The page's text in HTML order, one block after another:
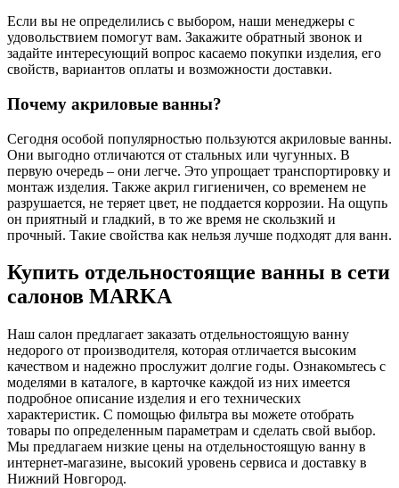
Если вы не определились с выбором, наши менеджеры с
удовольствием помогут вам. Закажите обратный звонок и
задайте интересующий вопрос касаемо покупки изделия, его
свойств, вариантов оплаты и возможности доставки.
Почему акриловые ванны?
Сегодня особой популярностью пользуются акриловые ванны.
Они выгодно отличаются от стальных или чугунных. В
первую очередь – они легче. Это упрощает транспортировку и
монтаж изделия. Также акрил гигиеничен, со временем не
разрушается, не теряет цвет, не поддается коррозии. На ощупь
он приятный и гладкий, в то же время не скользкий и
прочный. Такие свойства как нельзя лучше подходят для ванн.
Купить отдельностоящие ванны в сети
салонов MARKA
Наш салон предлагает заказать отдельностоящую ванну
недорого от производителя, которая отличается высоким
качеством и надежно прослужит долгие годы. Ознакомьтесь с
моделями в каталоге, в карточке каждой из них имеется
подробное описание изделия и его технических
характеристик. С помощью фильтра вы можете отобрать
товары по определенным параметрам и сделать свой выбор.
Мы предлагаем низкие цены на отдельностоящую ванну в
интернет-магазине, высокий уровень сервиса и доставку в
Нижний Новгород.